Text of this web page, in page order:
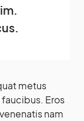
metus
Eros
nam